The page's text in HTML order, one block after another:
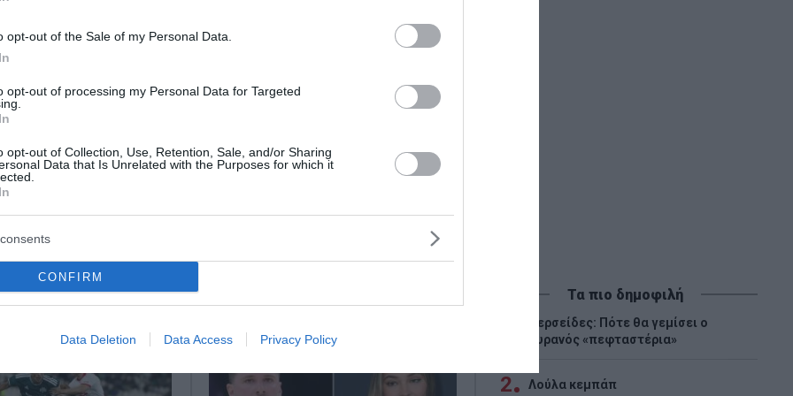
opt-out of the Sale of my Personal Data.
opt-out of processing my Personal Data for Targeted
opt-out of Collection, Use, Retention, Sale, and/or Sharing
Data that Is Unrelated with the Purposes for which it
CONFIRM
Data Deletion Data Access Privacy Policy
την επόμενη αγωνιστική
Παναθηναϊκού
θέση
Lykavitos.gr στο Google News
όλες τις ειδήσεις
Τα πιο δημοφιλή
Περσείδες: Πότε θα γεμίσει ο
ουρανός «πεφταστέρια»
2 Λούλα κεμπάπ